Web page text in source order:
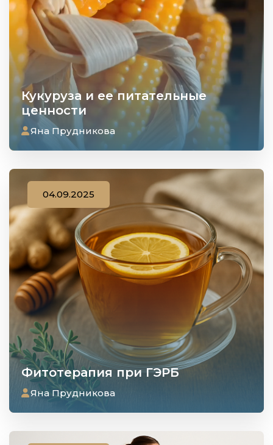
Кукуруза и ее питательные
ценности
Яна Прудникова
Фитотерапия при ГЭРБ
04.09.2025
Яна Прудникова